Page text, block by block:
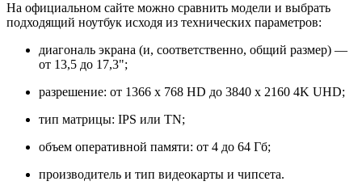
На официальном сайте можно сравнить модели и выбрать
подходящий ноутбук исходя из технических параметров:
диагональ экрана (и, соответственно, общий размер) —
от 13,5 до 17,3";
разрешение: от 1366 x 768 HD до 3840 x 2160 4K UHD;
тип матрицы: IPS или TN;
объем оперативной памяти: от 4 до 64 Гб;
производитель и тип видеокарты и чипсета.